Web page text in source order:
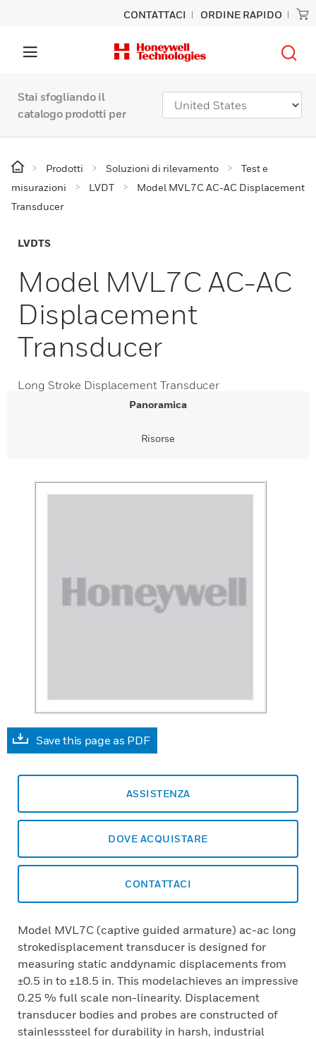
CONTATTACI ORDINE RAPIDO
Stai sfogliando il
catalogo prodotti per
Prodotti Soluzioni di rilevamento
Test e
misurazioni
LVDT
Model MVL7C AC-AC Displacement
Transducer
LVDTS
Model MVL7C AC-AC
Displacement
Transducer
Long Stroke Displacement Transducer
Panoramica
Risorse
Save this page as PDF
ASSISTENZA
DOVE ACQUISTARE
CONTATTACI
Model MVL7C (captive guided armature) ac-ac long
strokedisplacement transducer is designed for
measuring static anddynamic displacements from
±0.5 in to ±18.5 in. This modelachieves an impressive
0.25 % full scale non-linearity. Displacement
transducer bodies and probes are constructed of
stainlesssteel for durability in harsh, industrial